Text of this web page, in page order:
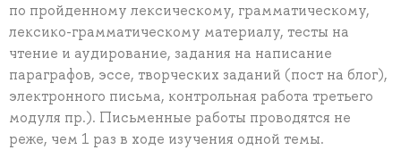
по пройденному лексическому, грамматическому,
лексико-грамматическому материалу, тесты на
чтение и аудирование, задания на написание
параграфов, эссе, творческих заданий (пост на блог),
электронного письма, контрольная работа третьего
модуля пр.). Письменные работы проводятся не
реже, чем 1 раз в ходе изучения одной темы.